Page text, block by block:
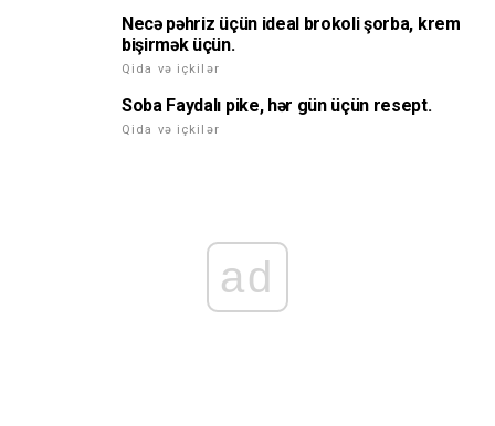
Necə pəhriz üçün ideal brokoli şorba, krem
bişirmək üçün.
Qida və içkilər
Soba Faydalı pike, hər gün üçün resept.
Qida və içkilər
ad